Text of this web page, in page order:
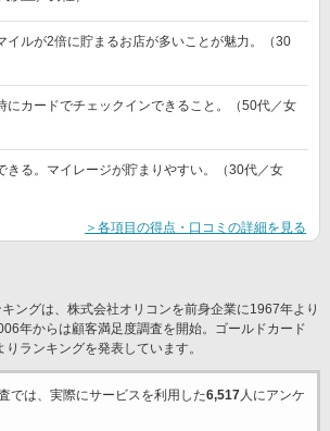
イルが2倍に貯まるお店が多いことが魅力。（30
にカードでチェックインできること。（50代／女
きる。マイレージが貯まりやすい。（30代／女
＞各項目の得点・口コミの詳細を見る
ングは、株式会社オリコンを前身企業に1967年より
年からは顧客満足度調査を開始。ゴールドカード
ランキングを発表しています。
では、実際にサービスを利用した6,517人にアンケ